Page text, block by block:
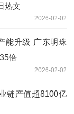
热文
2026-02-02
能升级 广东明珠
倍
2026-02-02
链产值超8100亿